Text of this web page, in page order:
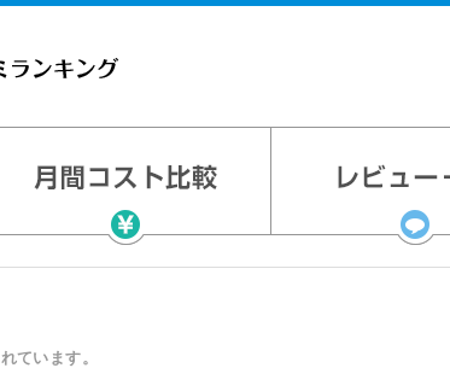
ています。